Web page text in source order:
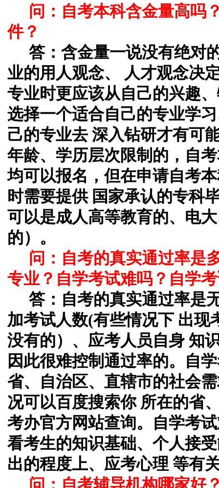
问：自考本科含金量高吗
件？
答： 含金量一说没有绝对
业的用人观念、 人才观念决
专业时更应该从自己的兴趣
选择一个适合自己的专业学
己的专业去 深入钻研才有可
年龄、学历层次限制的，自
均可以报名，但在申请自考
时需要提供 国家承认的专科
可以是成人高等教育的、电
的）。
问：自考的真实通过率是
专业？自学考试难吗？自学
答：自考的真实通过率是
加考试人数(有些情况下 出现
没有的）、应考人员自身 知
因此很难控制通过率的。自
省、自治区、直辖市的社会
况可以百度搜索你 所在的省
考办官方网站查询。自学考
看考生的知识基础、个人接
出的程度上、应考心理 等有
问：自考辅导机构哪家好